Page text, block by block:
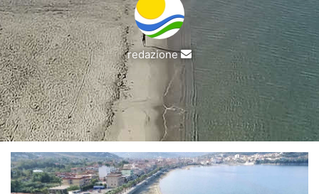
redazione
Invia
un'email